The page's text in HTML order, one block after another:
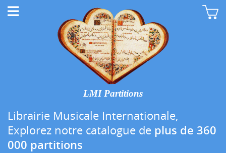
LMI Partitions
Librairie Musicale Internationale,
Explorez notre catalogue de plus de 360
000 partitions